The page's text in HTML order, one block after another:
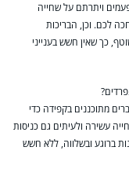
ויתרתם על שחייה
לכם. וכן, הבריכות
כך שאין חשש בענייני
מתוכננים בקפידה כדי
עשירה ולעיתים גם כניסות
ברוגע ובשלווה, ללא חשש